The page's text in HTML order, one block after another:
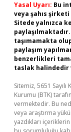
Yasal Uyarı: Bu
veya şahıs
Sitede yalnızca
taşımamakta
paylaşım
benzerlikleri
taslak halindedir
Sitemiz, 5651
Kurumu (BTK)
vermektedir. Bu
veya araştırma
yazdıkları